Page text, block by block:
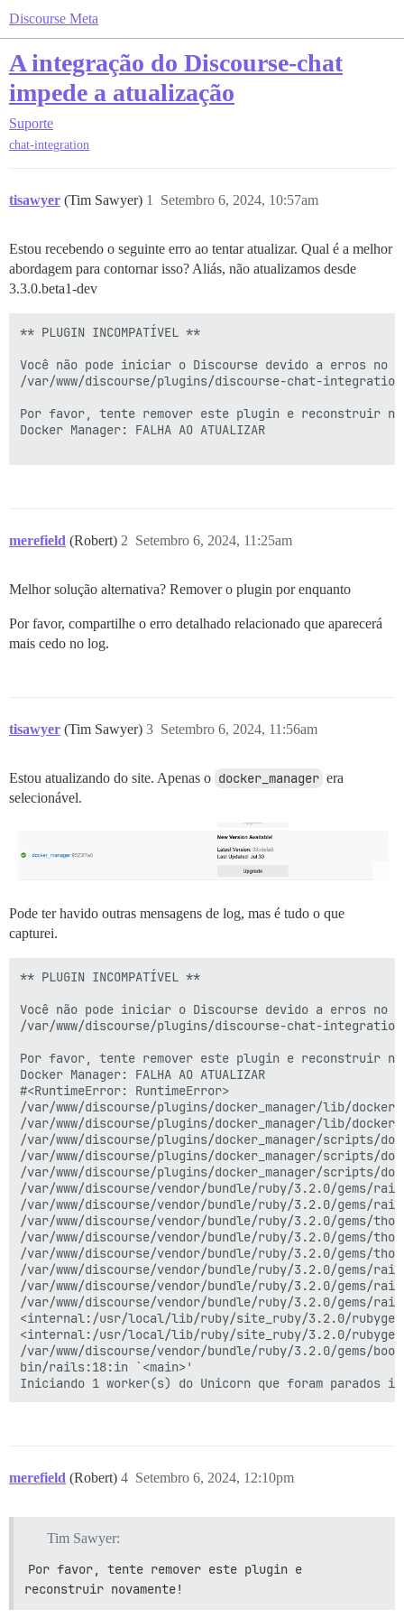
Discourse Meta
A integração do Discourse-chat
impede a atualização
Suporte
chat-integration
tisawyer (Tim Sawyer) Setembro 6, 2024, 10:57am
1
Estou recebendo o seguinte erro ao tentar atualizar. Qual é a melhor
abordagem para contornar isso? Aliás, não atualizamos desde
3.3.0.beta1-dev
** PLUGIN INCOMPATÍVEL **
Você não pode iniciar o Discourse devido a erros no
/var/www/discourse/plugins/discourse-chat-integration
Por favor, tente remover este plugin e reconstruir
Docker Manager: FALHA AO ATUALIZAR
merefield (Robert) Setembro 6, 2024, 11:25am
2
Melhor solução alternativa? Remover o plugin por enquanto
Por favor, compartilhe o erro detalhado relacionado que aparecerá
mais cedo no log.
tisawyer (Tim Sawyer) Setembro 6, 2024, 11:56am
3
Estou atualizando do site. Apenas o docker_manager era
selecionável.
Pode ter havido outras mensagens de log, mas é tudo o que
capturei.
** PLUGIN INCOMPATÍVEL **
Você não pode iniciar o Discourse devido a erros no
/var/www/discourse/plugins/discourse-chat-integration
Por favor, tente remover este plugin e reconstruir
Docker Manager: FALHA AO ATUALIZAR
#<RuntimeError: RuntimeError>
/var/www/discourse/plugins/docker_manager/lib/
/var/www/discourse/plugins/docker_manager/lib/
/var/www/discourse/plugins/docker_manager/scripts/
/var/www/discourse/plugins/docker_manager/scripts/
/var/www/discourse/plugins/docker_manager/scripts/
/var/www/discourse/vendor/bundle/ruby/3.2.0/gems/
/var/www/discourse/vendor/bundle/ruby/3.2.0/gems/
/var/www/discourse/vendor/bundle/ruby/3.2.0/gems/
/var/www/discourse/vendor/bundle/ruby/3.2.0/gems/
/var/www/discourse/vendor/bundle/ruby/3.2.0/
/var/www/discourse/vendor/bundle/ruby/3.2.0/
/var/www/discourse/vendor/bundle/ruby/3.2.0/
/var/www/discourse/vendor/bundle/ruby/3.2.0/gems/
<internal:/usr/local/lib/ruby/site_ruby/3.2.0/
<internal:/usr/local/lib/ruby/site_ruby/3.2.0/
/var/www/discourse/vendor/bundle/ruby/3.2.0/gems/
bin/rails:18:in `<main>'
merefield (Robert) Setembro 6, 2024, 12:10pm
4
Tim Sawyer:
Por favor, tente remover este plugin e
reconstruir novamente!